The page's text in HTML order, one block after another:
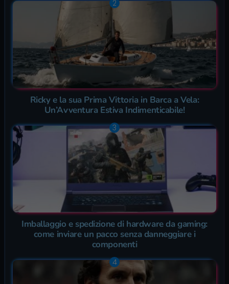
Ricky e la sua Prima Vittoria in Barca a Vela:
Un’Avventura Estiva Indimenticabile!
Imballaggio e spedizione di hardware da gaming:
come inviare un pacco senza danneggiare i
componenti